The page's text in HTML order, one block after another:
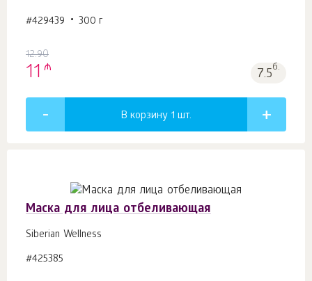
#429439 300 г
12.90
11 ₼ 7.5б.
В корзину 1 шт.
Маска для лица отбеливающая
Siberian Wellness
#425385